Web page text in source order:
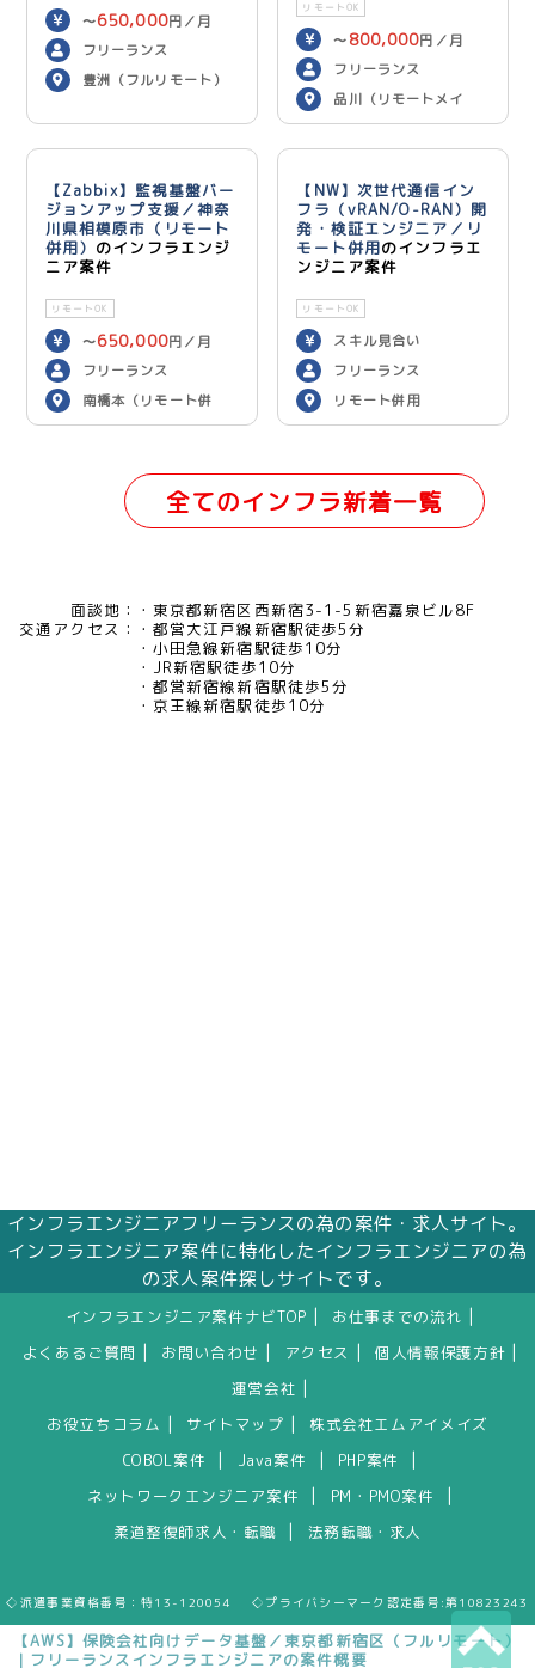
【AWS】保険会社向けデータ基盤／東京都新宿区（フルリモート）
｜フリーランスインフラエンジニアの案件概要
〜650,000円／月
フリーランス
豊洲（フルリモート）
リモートOK
〜 800,000円／月
フリーランス
品川（リモートメイ
ン）
【Zabbix】監視基盤バー
ジョンアップ支援／神奈
川県相模原市（リモート
併用） のインフラエンジ
ニア案件
リモートOK
〜650,000円／月
フリーランス
南橋本（リモート併
用）
【NW】次世代通信イン
フラ（vRAN/O-RAN）開
発・検証エンジニア／リ
モート併用のインフラエ
ンジニア案件
リモートOK
スキル見合い
フリーランス
リモート併用
全てのインフラ新着一覧
面談地：
東京都新宿区西新宿3-1-5新宿嘉泉ビル8F
交通アクセス：
都営大江戸線新宿駅徒歩5分
小田急線新宿駅徒歩10分
JR新宿駅徒歩10分
都営新宿線新宿駅徒歩5分
京王線新宿駅徒歩10分
インフラエンジニアフリーランスの為の案件・求人サイト。
インフラエンジニア案件に特化したインフラエンジニアの為
の求人案件探しサイトです。
インフラエンジニア案件ナビTOP お仕事までの流れ
よくあるご質問 お問い合わせ アクセス 個人情報保護方針
運営会社
お役立ちコラム サイトマップ
株式会社エムアイメイズ
COBOL案件
Java案件 PHP案件
ネットワークエンジニア案件 PM・PMO案件
柔道整復師求人・転職 法務転職・求人
◇派遣事業資格番号：特13-120054 ◇プライバシーマーク認定番号:第10823243